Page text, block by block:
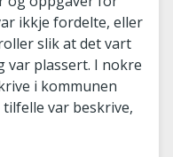
ikkje fordelte, eller
slik at det vart
var plassert. I nokre
i kommunen
var beskrive,